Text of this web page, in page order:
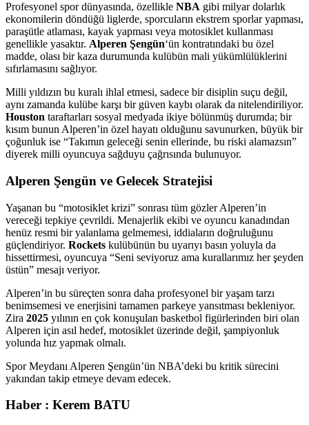
Profesyonel spor dünyasında, özellikle NBA gibi milyar dolarlık
ekonomilerin döndüğü liglerde, sporcuların ekstrem sporlar yapması,
paraşütle atlaması, kayak yapması veya motosiklet kullanması
genellikle yasaktır. Alperen Şengün‘ün kontratındaki bu özel
madde, olası bir kaza durumunda kulübün mali yükümlülüklerini
sıfırlamasını sağlıyor.
Milli yıldızın bu kuralı ihlal etmesi, sadece bir disiplin suçu değil,
aynı zamanda kulübe karşı bir güven kaybı olarak da nitelendiriliyor.
Houston taraftarları sosyal medyada ikiye bölünmüş durumda; bir
kısım bunun Alperen’in özel hayatı olduğunu savunurken, büyük bir
çoğunluk ise “Takımın geleceği senin ellerinde, bu riski alamazsın”
diyerek milli oyuncuya sağduyu çağrısında bulunuyor.
Alperen Şengün ve Gelecek Stratejisi
Yaşanan bu “motosiklet krizi” sonrası tüm gözler Alperen’in
vereceği tepkiye çevrildi. Menajerlik ekibi ve oyuncu kanadından
henüz resmi bir yalanlama gelmemesi, iddiaların doğruluğunu
güçlendiriyor. Rockets kulübünün bu uyarıyı basın yoluyla da
hissettirmesi, oyuncuya “Seni seviyoruz ama kurallarımız her şeyden
üstün” mesajı veriyor.
Alperen’in bu süreçten sonra daha profesyonel bir yaşam tarzı
benimsemesi ve enerjisini tamamen parkeye yansıtması bekleniyor.
Zira 2025 yılının en çok konuşulan basketbol figürlerinden biri olan
Alperen için asıl hedef, motosiklet üzerinde değil, şampiyonluk
yolunda hız yapmak olmalı.
Spor Meydanı Alperen Şengün’ün NBA’deki bu kritik sürecini
yakından takip etmeye devam edecek.
Haber : Kerem BATU